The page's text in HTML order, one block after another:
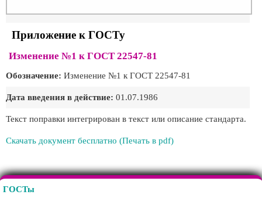
Приложение к ГОСТу
Изменение №1 к ГОСТ 22547-81
Обозначение: Изменение №1 к ГОСТ 22547-81
Дата введения в действие: 01.07.1986
Текст поправки интегрирован в текст или описание стандарта.
Скачать документ бесплатно (Печать в pdf)
ГОСТы